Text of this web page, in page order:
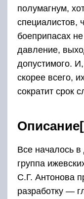
полумагнум,
специалистов,
боеприпасах
давление,
допустимого.
скорее всего,
сократит срок
Все началось в
группа
С.Г. Антонова
разработку —